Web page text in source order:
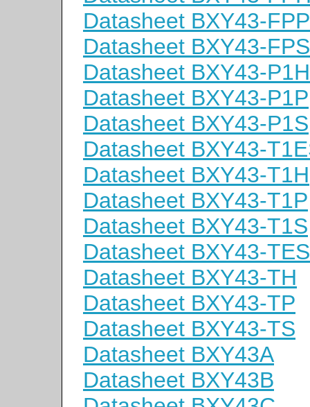
Datasheet BXY43-FPP
Datasheet BXY43-FPS
Datasheet BXY43-P1H
Datasheet BXY43-P1P
Datasheet BXY43-P1S
Datasheet BXY43-
Datasheet BXY43-T1H
Datasheet BXY43-T1P
Datasheet BXY43-T1S
Datasheet BXY43-TES
Datasheet BXY43-TH
Datasheet BXY43-TP
Datasheet BXY43-TS
Datasheet BXY43A
Datasheet BXY43B